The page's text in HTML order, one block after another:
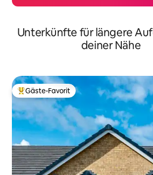
Unterkünfte für längere
deiner Nähe
Beliebter Gäste-Favorit.
Gäste-Favorit